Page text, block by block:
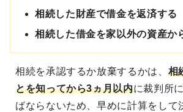
相続した財産で借金を返済する
相続した借金を家以外の資産か
相続を承認するか放棄するかは、 相
とを知ってから3ヵ月以内に裁判所
ばならないため、早めに計算をして